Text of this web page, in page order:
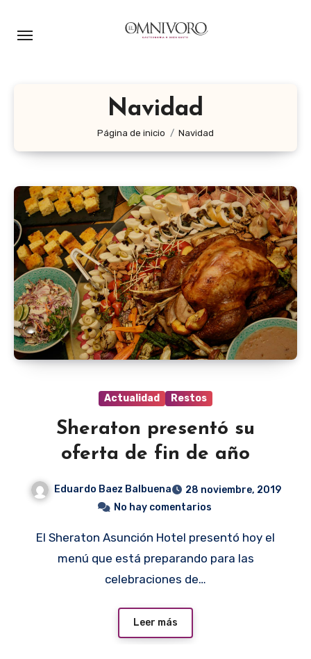
Navidad
Página de inicio Navidad
Actualidad Restos
Sheraton presentó su
oferta de fin de año
Eduardo Baez Balbuena
28 noviembre, 2019
No hay comentarios
El Sheraton Asunción Hotel presentó hoy el
menú que está preparando para las
celebraciones de…
Leer más